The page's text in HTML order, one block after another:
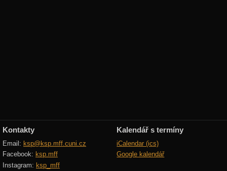
Kontakty
Email: ksp@ksp.mff.cuni.cz
Facebook: ksp.mff
Instagram: ksp_mff
Kalendář s termíny
iCalendar (ics)
Google kalendář